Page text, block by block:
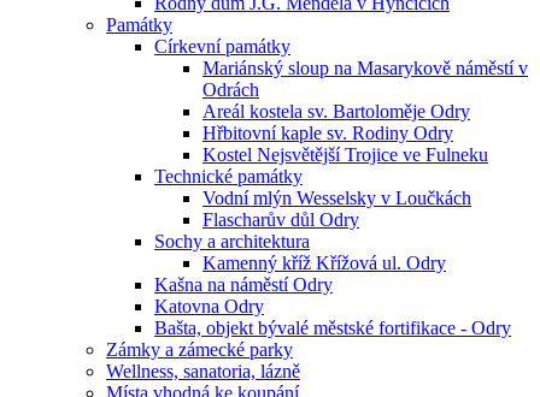
Památky
Církevní památky
Mariánský sloup na Masarykově náměstí v
Odrách
Areál kostela sv. Bartoloměje Odry
Hřbitovní kaple sv. Rodiny Odry
Kostel Nejsvětější Trojice ve Fulneku
Technické památky
Vodní mlýn Wesselsky v Loučkách
Flascharův důl Odry
Sochy a architektura
Kamenný kříž Křížová ul. Odry
Kašna na náměstí Odry
Katovna Odry
Bašta, objekt bývalé městské fortifikace - Odry
Zámky a zámecké parky
Wellness, sanatoria, lázně
Místa vhodná ke koupání